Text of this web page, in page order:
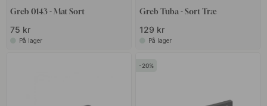
Greb 0143 - Mat Sort
75 kr
På lager
Greb Tuba - Sort Træ
129 kr
På lager
20